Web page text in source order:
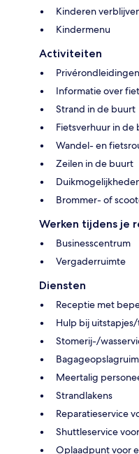
Kinderen
Kindermenu
Activiteiten
Informatie over
Strand in de buurt
Fietsverhuur in de
Wandel- en
Zeilen in de buurt
Brommer- of
Werken tijdens je
Businesscentrum
Vergaderruimte
Diensten
Receptie met
Hulp bij
Stomerij-/
Meertalig
Strandlakens
Reparatieservice
Shuttleservice
Oplaadpunt voor